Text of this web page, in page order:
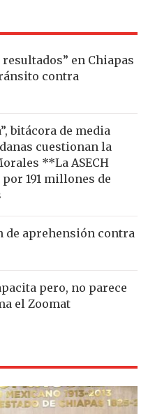
en Chiapas
contra
bitácora de media
cuestionan la
**La ASECH
191 millones de
de aprehensión contra
pero, no parece
el Zoomat